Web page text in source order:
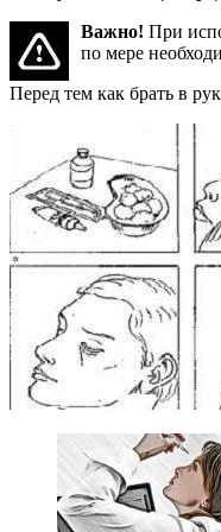
Важно! При
по мере
Перед тем как брать в